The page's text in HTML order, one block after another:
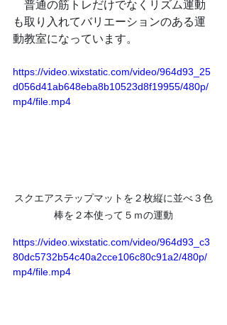
普通の筋トレだけでなくリズム運動
も取り入れてバリエーションのある運
動教室になっています。
https://video.wixstatic.com/video/964d93_25
d056d41ab648eba8b10523d8f19955/480p/
mp4/file.mp4
スクエアステップマットを２枚縦に並べ３色
棒を２本使って５ｍの運動
https://video.wixstatic.com/video/964d93_c3
80dc5732b54c40a2cce106c80c91a2/480p/
mp4/file.mp4